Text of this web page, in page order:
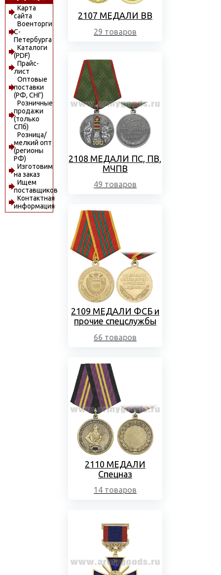
Карта
сайта
Военторги
С-
Петербурга
Каталоги
(PDF)
Прайс-
лист
Оптовые
поставки
(РФ, СНГ)
Розничные
продажи
(только
СПб)
Розница/
мелкий опт
(регионы
РФ)
Изготовим
на заказ
Ищем
поставщиков
Контактная
информация
2107 МЕДАЛИ ВВ
29 товаров
2108 МЕДАЛИ ПС, ПВ,
МЧПВ
49 товаров
2109 МЕДАЛИ ФСБ и
прочие спецслужбы
66 товаров
2110 МЕДАЛИ
Спецназ
14 товаров